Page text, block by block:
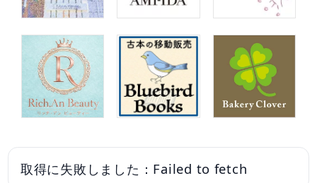
取得に失敗しました：Failed to fetch